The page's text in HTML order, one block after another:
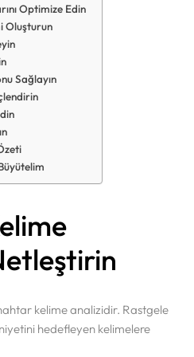
Optimize Edin
Oluşturun
Sağlayın
kelime analizidir. Rastgele
hedefleyen kelimelere